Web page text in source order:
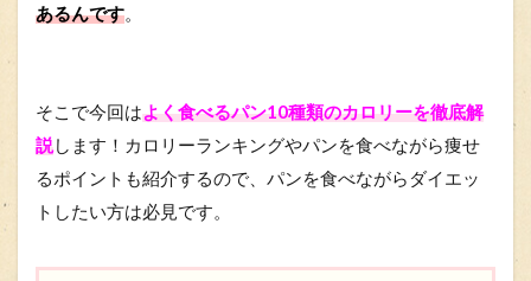
あるんです
そこで今回はよく食べるパン10種類のカロリーを徹底解
説します！カロリーランキングやパンを食べながら痩せ
るポイントも紹介するので、パンを食べながらダイエッ
トしたい方は必見です。